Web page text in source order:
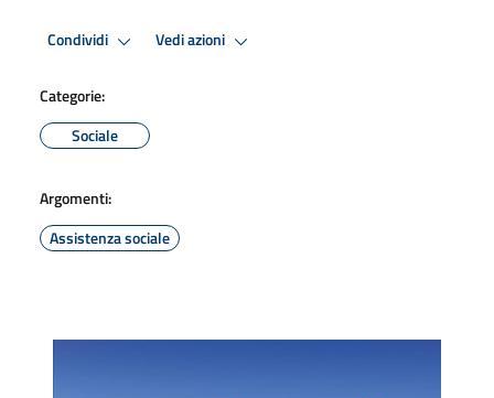
Condividi Vedi azioni
Categorie:
Sociale
Argomenti:
Assistenza sociale